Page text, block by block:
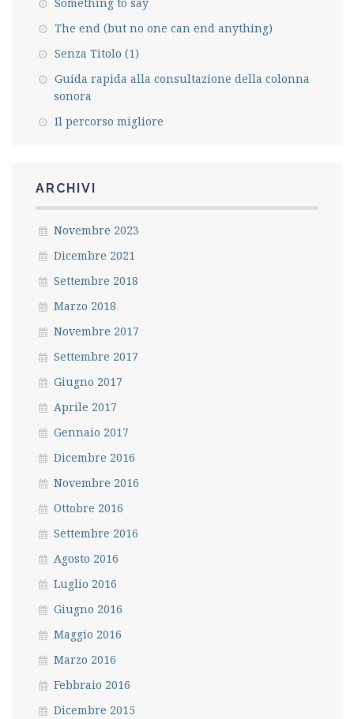
Something to say
The end (but no one can end anything)
Senza Titolo (1)
Guida rapida alla consultazione della colonna
sonora
Il percorso migliore
ARCHIVI
Novembre 2023
Dicembre 2021
Settembre 2018
Marzo 2018
Novembre 2017
Settembre 2017
Giugno 2017
Aprile 2017
Gennaio 2017
Dicembre 2016
Novembre 2016
Ottobre 2016
Settembre 2016
Agosto 2016
Luglio 2016
Giugno 2016
Maggio 2016
Marzo 2016
Febbraio 2016
Dicembre 2015